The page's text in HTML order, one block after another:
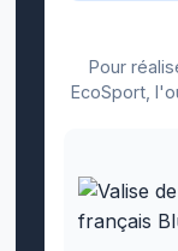
Pour
EcoSport,